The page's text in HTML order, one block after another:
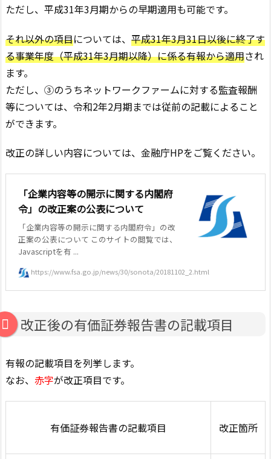
ただし、平成31年3月期からの早期適用も可能です。
それ以外の項目については、 平成31年3月31日以後に終了す
る事業年度（平成31年3月期以降）に係る有報から適用され
ます。
ただし、③のうちネットワークファームに対する監査報酬
等については、令和2年2月期までは従前の記載によること
ができます。
改正の詳しい内容については、金融庁HPをご覧ください。
「企業内容等の開示に関する内閣府
令」の改正案の公表について
「企業内容等の開示に関する内閣府令」の改
正案の公表について このサイトの閲覧では、
Javascriptを有 ...
https://www.fsa.go.jp/news/30/sonota/20181102_2.html
改正後の有価証券報告書の記載項目
有報の記載項目を列挙します。
なお、 赤字が改正項目です。
有価証券報告書の記載項目 改正箇所